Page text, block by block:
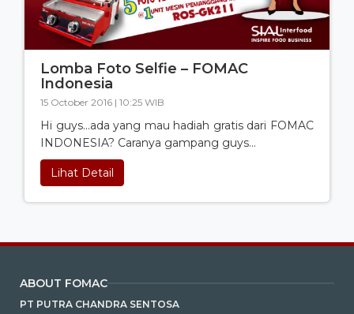
Lomba Foto Selfie – FOMAC
Indonesia
15 October 2016 | 10:25 WIB
Hi guys...ada yang mau hadiah gratis dari FOMAC
INDONESIA? Caranya gampang guys…
Lihat Detail
ABOUT FOMAC
PT PUTRA CHANDRA SENTOSA